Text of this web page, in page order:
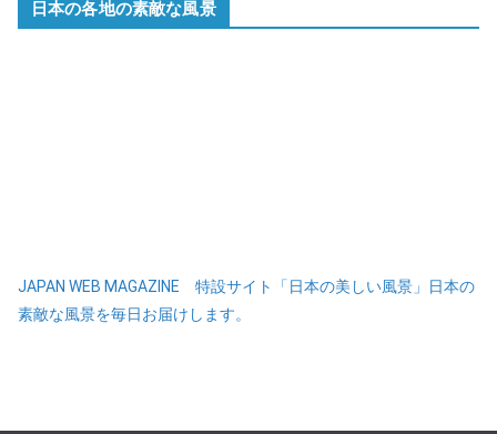
日本の各地の素敵な風景
JAPAN WEB MAGAZINE 特設サイト「日本の美しい風景」日本の
素敵な風景を毎日お届けします。